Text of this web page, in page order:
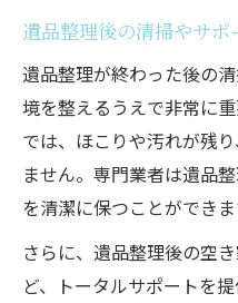
遺品整理後の清掃やサ
遺品整理が終わった後の
境を整えるうえで非常に
では、ほこりや汚れが残
ません。専門業者は遺品
を清潔に保つことができま
さらに、遺品整理後の空
ど、トータルサポートを